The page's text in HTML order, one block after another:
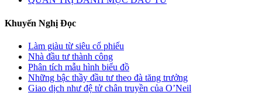
Khuyến Nghị Đọc
Làm giàu từ siêu cổ phiếu
Nhà đầu tư thành công
Phân tích mẫu hình biểu đồ
Những bậc thầy đầu tư theo đà tăng trưởng
Giao dịch như đệ tử chân truyền của O’Neil